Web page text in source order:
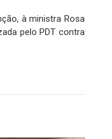
à ministra Rosa
pelo PDT contra